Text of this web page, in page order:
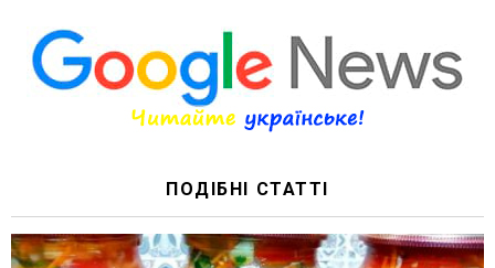
ПОДІБНІ СТАТТІ